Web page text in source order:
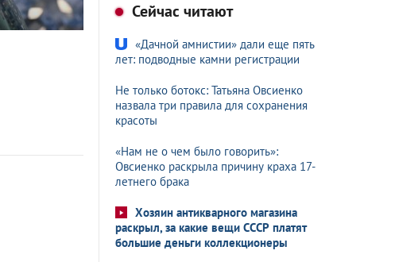
Сейчас читают
«Дачной амнистии» дали еще пять
лет: подводные камни регистрации
Не только ботокс: Татьяна Овсиенко
назвала три правила для сохранения
красоты
«Нам не о чем было говорить»:
Овсиенко раскрыла причину краха 17-
летнего брака
Хозяин антикварного магазина
раскрыл, за какие вещи СССР платят
большие деньги коллекционеры